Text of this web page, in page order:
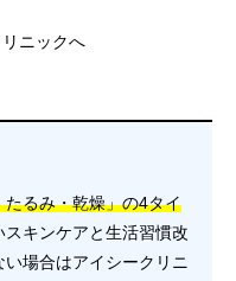
ニックへ
たるみ・乾燥」の4タイ
キンケアと生活習慣改
場合はアイシークリニ